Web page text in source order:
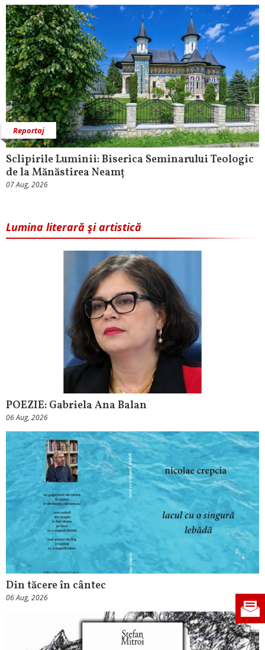
Reportaj
Sclipirile Luminii: Biserica Seminarului Teologic
de la Mănăstirea Neamț
07 Aug, 2026
Lumina literară şi artistică
POEZIE: Gabriela Ana Balan
06 Aug, 2026
Din tăcere în cântec
06 Aug, 2026